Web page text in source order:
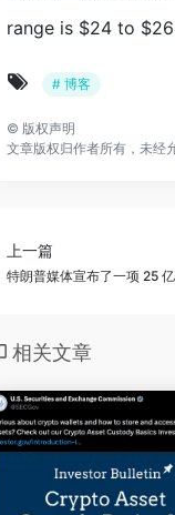
range is $24 to
# 博客
© 版权声明
文章版权归作者所有，未经
上一篇
特朗普媒体宣布了一项 25
相关文章